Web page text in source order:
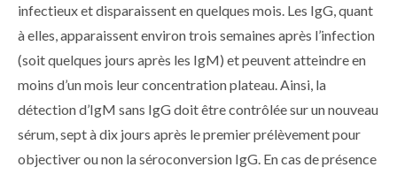
infectieux et disparaissent en quelques mois. Les IgG, quant
à elles, apparaissent environ trois semaines après l’infection
(soit quelques jours après les IgM) et peuvent atteindre en
moins d’un mois leur concentration plateau. Ainsi, la
détection d’IgM sans IgG doit être contrôlée sur un nouveau
sérum, sept à dix jours après le premier prélèvement pour
objectiver ou non la séroconversion IgG. En cas de présence